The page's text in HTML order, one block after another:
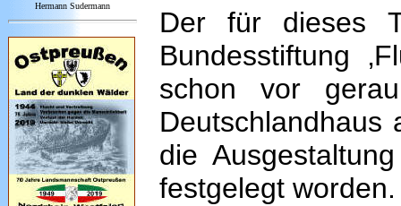
Hermann Sudermann
Der für dieses
Bundesstiftung
schon vor
Deutschlandhaus
die
festgelegt worden.